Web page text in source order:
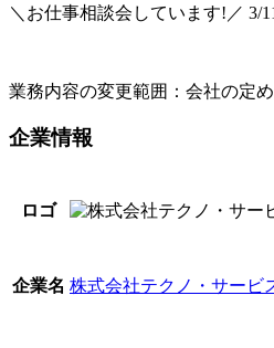
＼お仕事相談会しています!／ 3/
業務内容の変更範囲：会社の定
企業情報
ロゴ
企業名 株式会社テクノ・サービ